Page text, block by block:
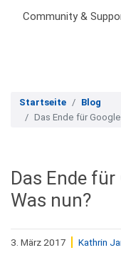
Secondary
Community &
Startseite
Blog
Das Ende für
Das Ende
Was nun?
3. März 2017 Kathrin